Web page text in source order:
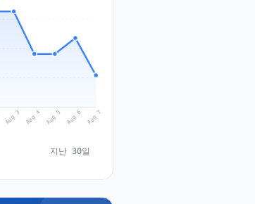
Aug 3 Aug 4 Aug 5 Aug 6 Aug 7
지난 30일